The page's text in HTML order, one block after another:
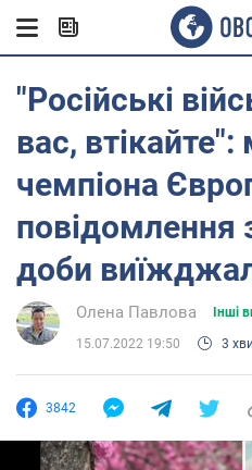
"Російські
вас,
чемпіона
повідомлення
доби
Олена Павлова Інші
15.07.2022 19:50 3
3842